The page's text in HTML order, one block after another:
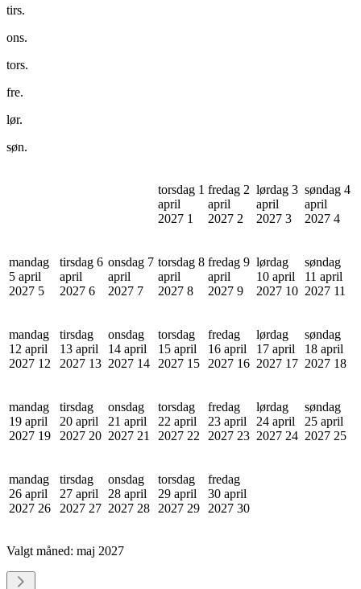
tirs.
ons.
tors.
fre.
lør.
søn.
torsdag 1
april
2027 1
fredag 2
april
2027 2
lørdag 3
april
2027 3
søndag 4
april
2027 4
mandag
5 april
2027 5
tirsdag 6
april
2027 6
onsdag 7
april
2027 7
torsdag 8
april
2027 8
fredag 9
april
2027 9
lørdag
10 april
2027 10
søndag
11 april
2027 11
mandag
12 april
2027 12
tirsdag
13 april
2027 13
onsdag
14 april
2027 14
torsdag
15 april
2027 15
fredag
16 april
2027 16
lørdag
17 april
2027 17
søndag
18 april
2027 18
mandag
19 april
2027 19
tirsdag
20 april
2027 20
onsdag
21 april
2027 21
torsdag
22 april
2027 22
fredag
23 april
2027 23
lørdag
24 april
2027 24
søndag
25 april
2027 25
mandag
26 april
2027 26
tirsdag
27 april
2027 27
onsdag
28 april
2027 28
torsdag
29 april
2027 29
fredag
30 april
2027 30
Valgt måned: maj 2027